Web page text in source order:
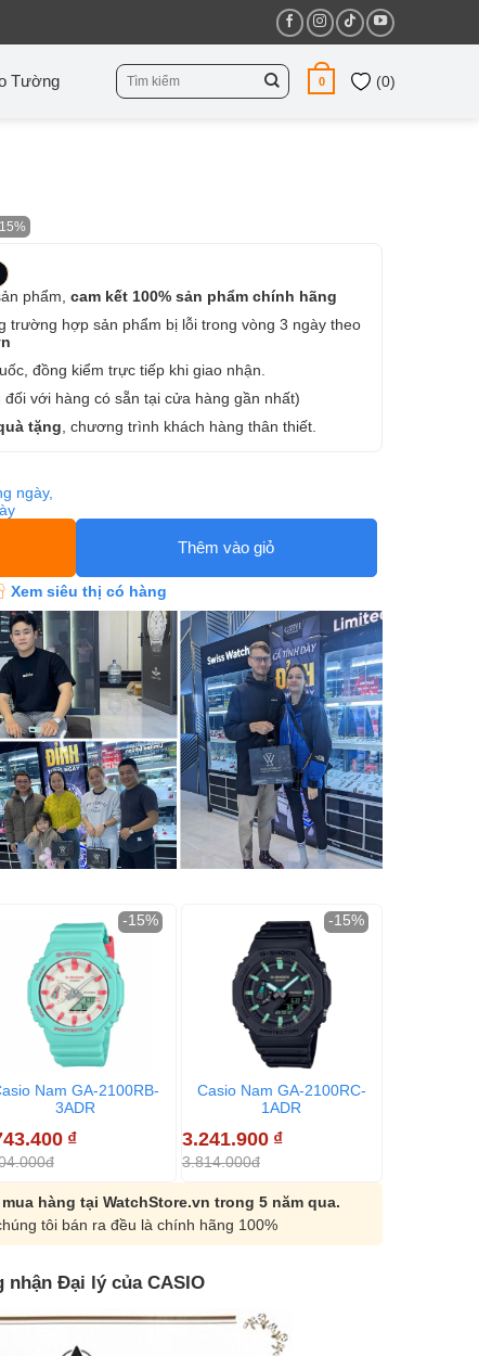
Tường
Tìm
kiếm:
0 (0)
phẩm, cam kết 100% sản phẩm chính hãng
trường hợp sản phẩm bị lỗi trong vòng 3 ngày theo
đồng kiểm trực tiếp khi giao nhận.
với hàng có sẵn tại cửa hàng gần nhất)
tặng , chương trình khách hàng thân thiết.
ngày,
Thêm vào giỏ
Xem siêu thị có hàng
Nam GA-2100RB-
3ADR
₫
-15%
Casio Nam GA-2100RC-
1ADR
3.241.900 ₫
3.814.000đ
-15%
hàng tại WatchStore.vn trong 5 năm qua.
tôi bán ra đều là chính hãng 100%
nhận Đại lý của CASIO